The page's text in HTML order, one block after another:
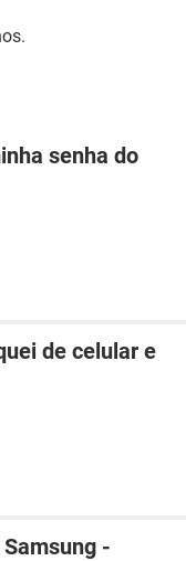
senha do
de celular e
-